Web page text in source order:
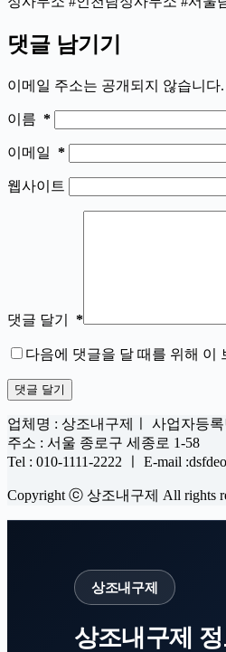
댓글 남기기
이메일 주소는 공개되지 않습니다.
이름 *
이메일 *
웹사이트
댓글 달기 *
다음에 댓글을 달 때를 위해 이
댓글 달기
업체명 : 상조내구제ㅣ 사업자등록
주소 : 서울 종로구 세종로 1-58
Tel : 010-1111-2222 ㅣ E-mail
Copyright ⓒ 상조내구제 All rights
상조내구제
상조내구제